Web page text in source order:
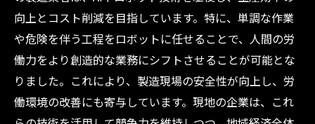
向上とコスト削減を目指しています。特に、単調な作業
や危険を伴う工程をロボットに任せることで、人間の労
働力をより創造的な業務にシフトさせることが可能とな
りました。これにより、製造現場の安全性が向上し、労
働環境の改善にも寄与しています。現地の企業は、これ